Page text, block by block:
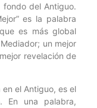
del Antiguo.
es la palabra
es más global
un mejor
revelación de
el Antiguo, es el
En una palabra,